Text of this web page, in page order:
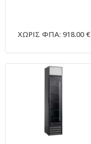
ΧΩΡΙΣ ΦΠΑ: 918.00 €